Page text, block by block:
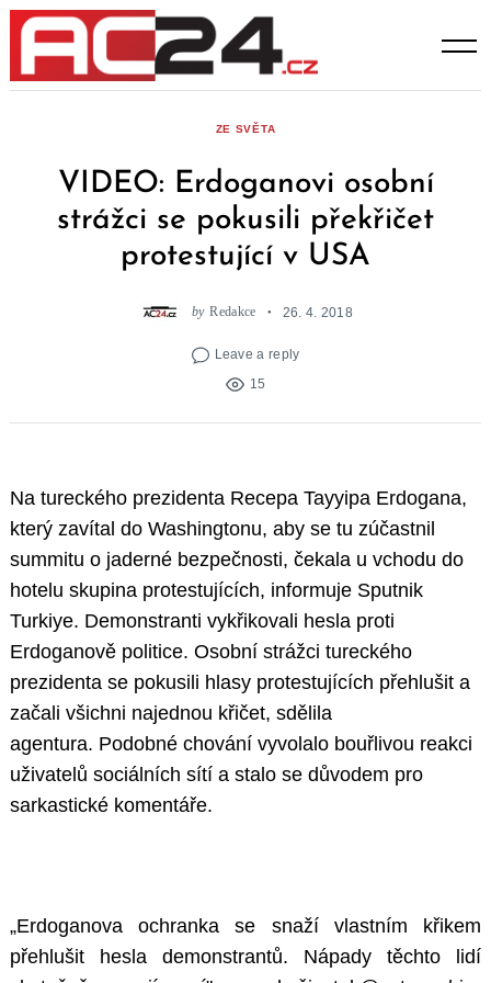
Skip
content
ZE SVĚTA
VIDEO: Erdoganovi osobní
strážci se pokusili překřičet
protestující v USA
by Redakce 26. 4. 2018
Leave a reply
15
Na tureckého prezidenta Recepa Tayyipa Erdogana,
který zavítal do Washingtonu, aby se tu zúčastnil
summitu o jaderné bezpečnosti, čekala u vchodu do
hotelu skupina protestujících, informuje Sputnik
Turkiye. Demonstranti vykřikovali hesla proti
Erdoganově politice. Osobní strážci tureckého
prezidenta se pokusili hlasy protestujících přehlušit a
začali všichni najednou křičet, sdělila
agentura. Podobné chování vyvolalo bouřlivou reakci
uživatelů sociálních sítí a stalo se důvodem pro
sarkastické komentáře.
„Erdoganova ochranka se snaží vlastním křikem
přehlušit hesla demonstrantů. Nápady těchto lidí